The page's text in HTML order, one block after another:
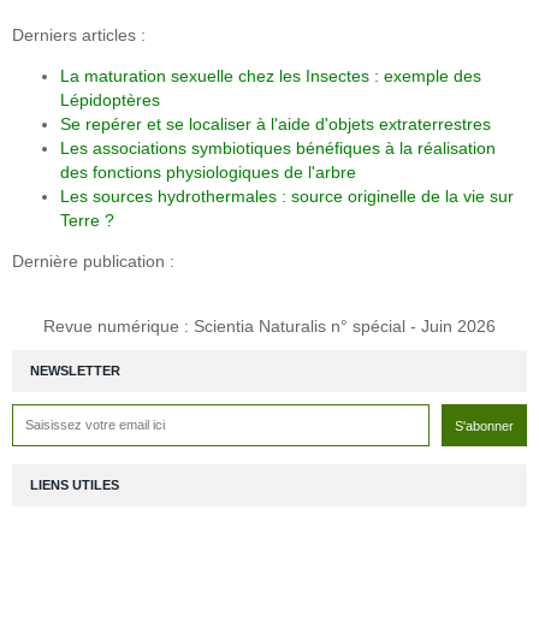
NEWSLETTER
Derniers articles :
La maturation sexuelle chez les Insectes : exemple des
Lépidoptères
Se repérer et se localiser à l'aide d'objets extraterrestres
Les associations symbiotiques bénéfiques à la réalisation
des fonctions physiologiques de l'arbre
Les sources hydrothermales : source originelle de la vie sur
Terre ?
Dernière publication :
Revue numérique : Scientia Naturalis n° spécial - Juin 2026
LIENS UTILES